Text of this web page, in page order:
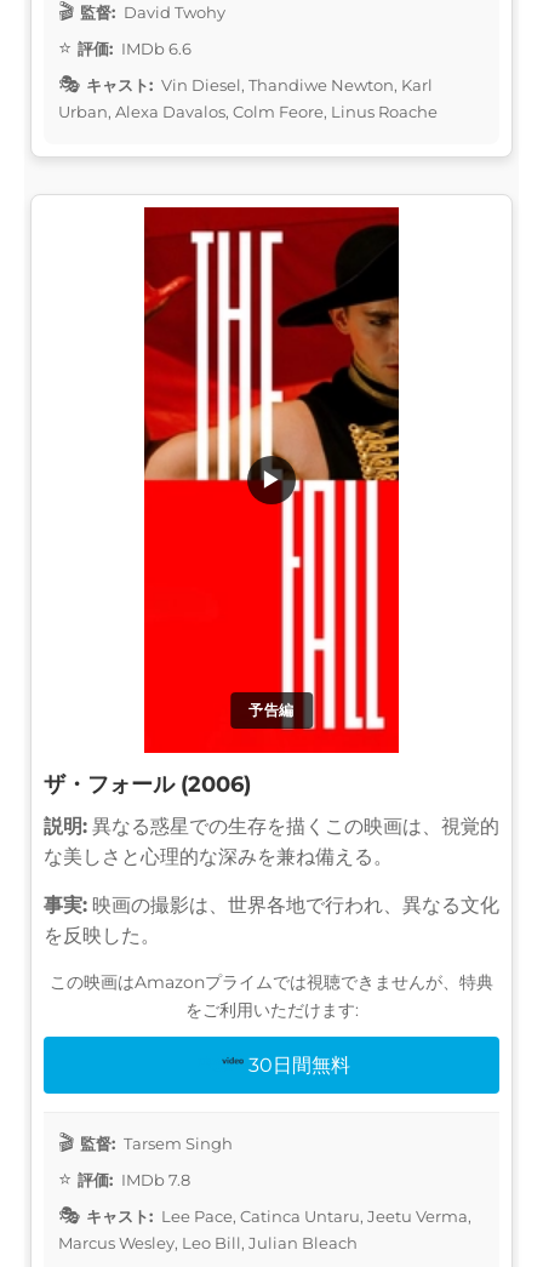
監督: David Twohy
評価: IMDb 6.6
キャスト: Vin Diesel, Thandiwe Newton, Karl
Urban, Alexa Davalos, Colm Feore, Linus Roache
予告編
▶
ザ・フォール (2006)
説明: 異なる惑星での生存を描くこの映画は、視覚的
な美しさと心理的な深みを兼ね備える。
事実: 映画の撮影は、世界各地で行われ、異なる文化
を反映した。
この映画はAmazonプライムでは視聴できませんが、特典
をご利用いただけます:
30日間無料
監督: Tarsem Singh
評価: IMDb 7.8
キャスト: Lee Pace, Catinca Untaru, Jeetu Verma,
Marcus Wesley, Leo Bill, Julian Bleach